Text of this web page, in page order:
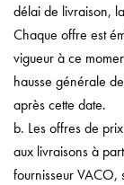
délai de livraison,
Chaque offre est
vigueur à ce
hausse générale
après cette date.
b. Les offres de
aux livraisons à
fournisseur VACO,